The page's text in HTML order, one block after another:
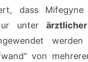
dass
unter
von